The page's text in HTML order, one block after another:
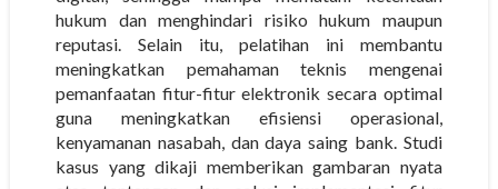
hukum dan menghindari risiko hukum maupun
reputasi. Selain itu, pelatihan ini membantu
meningkatkan pemahaman teknis mengenai
pemanfaatan fitur-fitur elektronik secara optimal
guna meningkatkan efisiensi operasional,
kenyamanan nasabah, dan daya saing bank. Studi
kasus yang dikaji memberikan gambaran nyata